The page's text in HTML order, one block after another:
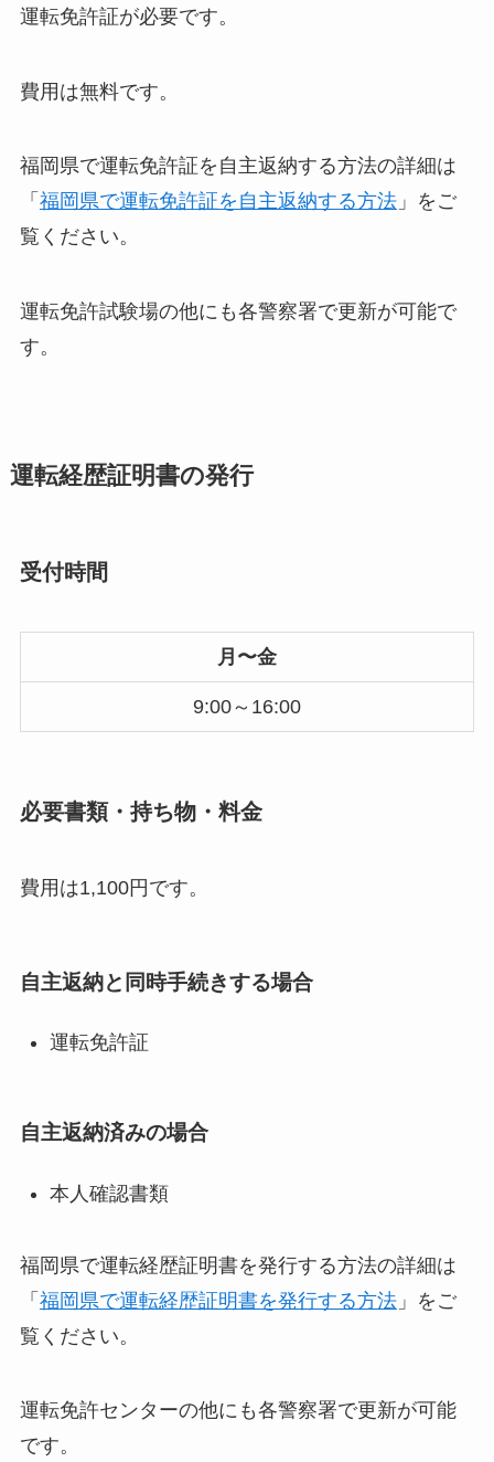
運転免許証が必要です。
費用は無料です。
福岡県で運転免許証を自主返納する方法の詳細は
「 福岡県で運転免許証を自主返納する方法」をご
覧ください。
運転免許試験場の他にも各警察署で更新が可能で
す。
運転経歴証明書の発行
受付時間
月〜金
9:00～16:00
必要書類・持ち物・料金
費用は1,100円です。
自主返納と同時手続きする場合
運転免許証
自主返納済みの場合
本人確認書類
福岡県で運転経歴証明書を発行する方法の詳細は
「 福岡県で運転経歴証明書を発行する方法」をご
覧ください。
運転免許センターの他にも各警察署で更新が可能
です。